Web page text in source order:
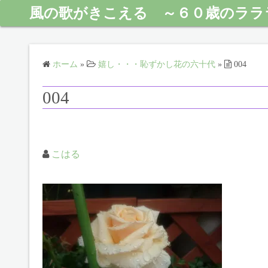
風の歌がきこえる ～６０歳のララ
ホーム » 嬉し・・・恥ずかし花の六十代 » 004
004
こはる